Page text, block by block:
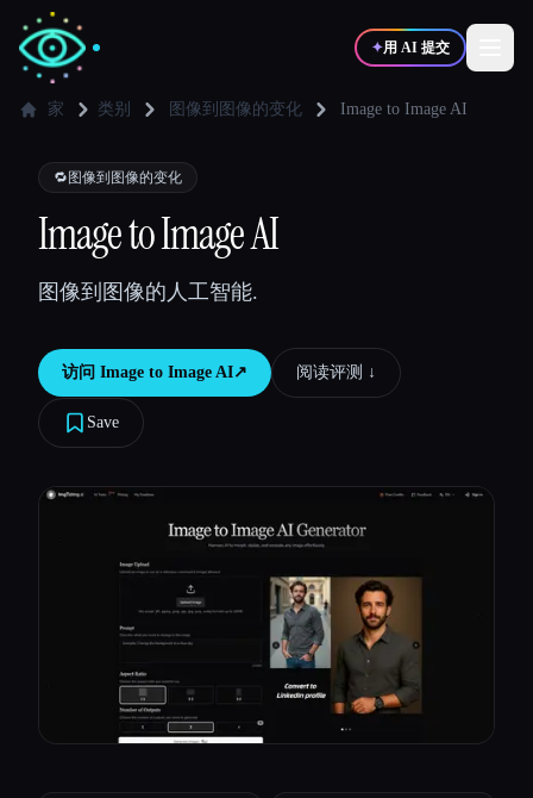
✦用 AI 提交
✍️写作者
💻 开发者
家 类别 图像到图像的变化 Image to Image AI
🔁 图像到图像的变化
Image to Image AI
图像到图像的人工智能.
访问 Image to Image AI↗︎ 阅读评测 ↓︎
Save